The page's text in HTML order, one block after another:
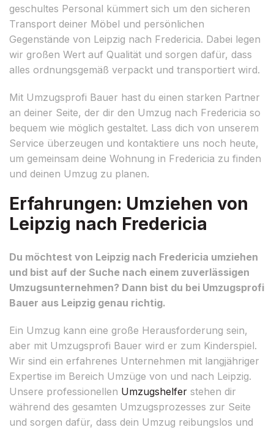
geschultes Personal kümmert sich um den sicheren
Transport deiner Möbel und persönlichen
Gegenstände von Leipzig nach Fredericia. Dabei legen
wir großen Wert auf Qualität und sorgen dafür, dass
alles ordnungsgemäß verpackt und transportiert wird.
Mit Umzugsprofi Bauer hast du einen starken Partner
an deiner Seite, der dir den Umzug nach Fredericia so
bequem wie möglich gestaltet. Lass dich von unserem
Service überzeugen und kontaktiere uns noch heute,
um gemeinsam deine Wohnung in Fredericia zu finden
und deinen Umzug zu planen.
Erfahrungen: Umziehen von
Leipzig nach Fredericia
Du möchtest von Leipzig nach Fredericia umziehen
und bist auf der Suche nach einem zuverlässigen
Umzugsunternehmen? Dann bist du bei Umzugsprofi
Bauer aus Leipzig genau richtig.
Ein Umzug kann eine große Herausforderung sein,
aber mit Umzugsprofi Bauer wird er zum Kinderspiel.
Wir sind ein erfahrenes Unternehmen mit langjähriger
Expertise im Bereich Umzüge von und nach Leipzig.
Unsere professionellen Umzugshelfer stehen dir
während des gesamten Umzugsprozesses zur Seite
und sorgen dafür, dass dein Umzug reibungslos und